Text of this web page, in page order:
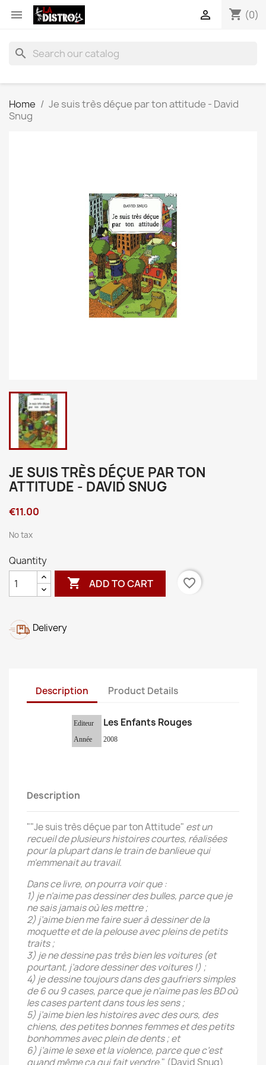
 shopping_cart (0)

search
Home
Je suis très déçue par ton attitude - David
Snug
JE SUIS TRÈS DÉÇUE PAR TON
ATTITUDE - DAVID SNUG
€11.00
No tax
Quantity
 ADD TO CART favorite_border
Delivery
Description Product Details
Editeur Les Enfants Rouges
Année 2008
Description
""Je suis très déçue par ton Attitude" est un
recueil de plusieurs histoires courtes, réalisées
pour la plupart dans le train de banlieue qui
m'emmenait au travail.
Dans ce livre, on pourra voir que :
1) je n’aime pas dessiner des bulles, parce que je
ne sais jamais où les mettre ;
2) j’aime bien me faire suer à dessiner de la
moquette et de la pelouse avec pleins de petits
traits ;
3) je ne dessine pas très bien les voitures (et
pourtant, j’adore dessiner des voitures !) ;
4) je dessine toujours dans des gaufriers simples
de 6 ou 9 cases, parce que je n’aime pas les BD où
les cases partent dans tous les sens ;
5) j’aime bien les histoires avec des ours, des
chiens, des petites bonnes femmes et des petits
bonhommes avec plein de dents ; et
6) j’aime le sexe et la violence, parce que c’est
quand même ça qui fait vendre." (David Snug)